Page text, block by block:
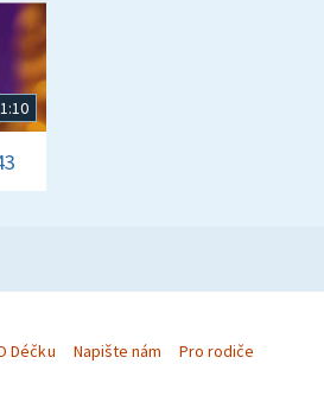
1:10
Déčku Napište nám Pro rodiče